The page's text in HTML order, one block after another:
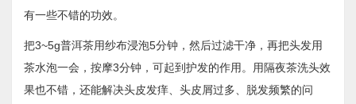
有一些不错的功效。
把3~5g普洱茶用纱布浸泡5分钟，然后过滤干净，再把头发用
茶水泡一会，按摩3分钟，可起到护发的作用。用隔夜茶洗头效
果也不错，还能解决头皮发痒、头皮屑过多、脱发频繁的问